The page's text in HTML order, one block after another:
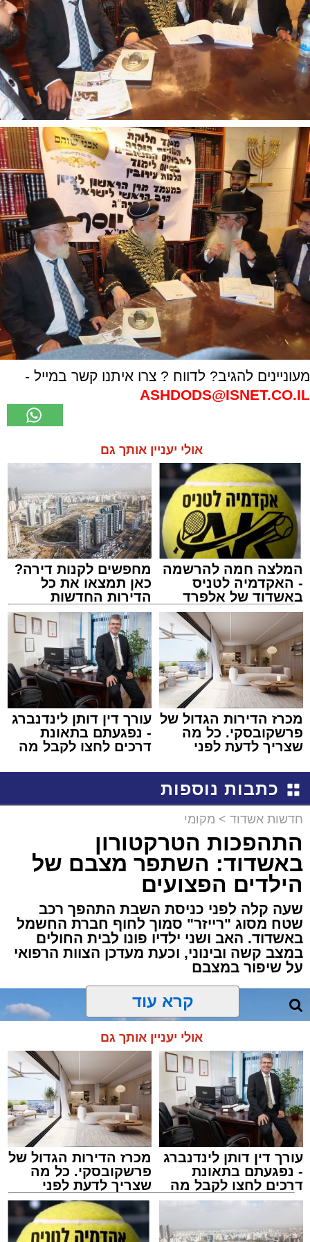
מעוניינים להגיב? לדווח ? צרו איתנו קשר במייל -
ASHDODS@ISNET.CO.IL
אולי יעניין אותך גם
המלצה חמה להרשמה
- האקדמיה לטניס
באשדוד של אלפרד
קריאולנסקי - לילדים
מחפשים לקנות דירה?
כאן תמצאו את כל
הדירות החדשות
למכירה באשדוד >>>
מכרז הדירות הגדול של
פרשקובסקי. כל מה
שצריך לדעת לפני
באשדוד
עורך דין דותן לינדנברג
- נפגעתם בתאונת
דרכים לחצו לקבל מה
כתבות נוספות
חדשות אשדוד > מקומי
התהפכות הטרקטורון
באשדוד: השתפר מצבם של
הילדים הפצועים
שעה קלה לפני כניסת השבת התהפך רכב
שטח מסוג "רייזר" סמוך לחוף חברת החשמל
באשדוד. האב ושני ילדיו פונו לבית החולים
במצב קשה ובינוני, וכעת מעדכן הצוות הרפואי
על שיפור במצבם
צילום: דוברות איחוד הצלה
קרא עוד
אולי יעניין אותך גם
עורך דין דותן לינדנברג
- נפגעתם בתאונת
דרכים לחצו לקבל מה
שמגיע לכם
מכרז הדירות הגדול של
פרשקובסקי. כל מה
שצריך לדעת לפני
שמגישים הצעה לדירה
באשדוד